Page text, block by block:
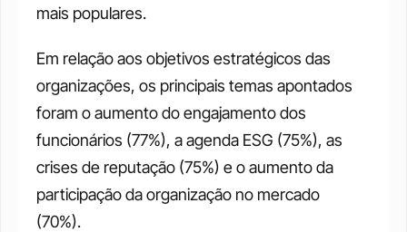
mais populares.
Em relação aos objetivos estratégicos das
organizações, os principais temas apontados
foram o aumento do engajamento dos
funcionários (77%), a agenda ESG (75%), as
crises de reputação (75%) e o aumento da
participação da organização no mercado
(70%).